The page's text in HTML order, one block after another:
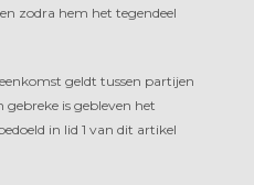
zodra hem het tegendeel
geldt tussen partijen
gebreke is gebleven het
in lid 1 van dit artikel